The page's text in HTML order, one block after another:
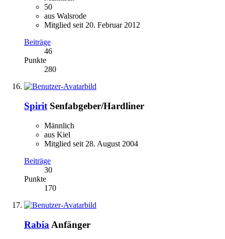
50
aus Walsrode
Mitglied seit 20. Februar 2012
Beiträge
46
Punkte
280
Spirit Senfabgeber/Hardliner
Männlich
aus Kiel
Mitglied seit 28. August 2004
Beiträge
30
Punkte
170
Rabia Anfänger